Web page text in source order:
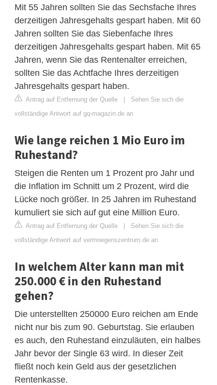
Mit 55 Jahren sollten Sie das Sechsfache Ihres
derzeitigen Jahresgehalts gespart haben. Mit 60
Jahren sollten Sie das Siebenfache Ihres
derzeitigen Jahresgehalts gespart haben. Mit 65
Jahren, wenn Sie das Rentenalter erreichen,
sollten Sie das Achtfache Ihres derzeitigen
Jahresgehalts gespart haben.
Antrag auf Entfernung der Quelle | Sehen Sie sich die
vollständige Antwort auf gq-magazin.de an
Wie lange reichen 1 Mio Euro im
Ruhestand?
Steigen die Renten um 1 Prozent pro Jahr und
die Inflation im Schnitt um 2 Prozent, wird die
Lücke noch größer. In 25 Jahren im Ruhestand
kumuliert sie sich auf gut eine Million Euro.
Antrag auf Entfernung der Quelle | Sehen Sie sich die
vollständige Antwort auf vermoegenszentrum.de an
In welchem Alter kann man mit
250.000 € in den Ruhestand
gehen?
Die unterstellten 250000 Euro reichen am Ende
nicht nur bis zum 90. Geburtstag. Sie erlauben
es auch, den Ruhestand einzuläuten, ein halbes
Jahr bevor der Single 63 wird. In dieser Zeit
fließt noch kein Geld aus der gesetzlichen
Rentenkasse.